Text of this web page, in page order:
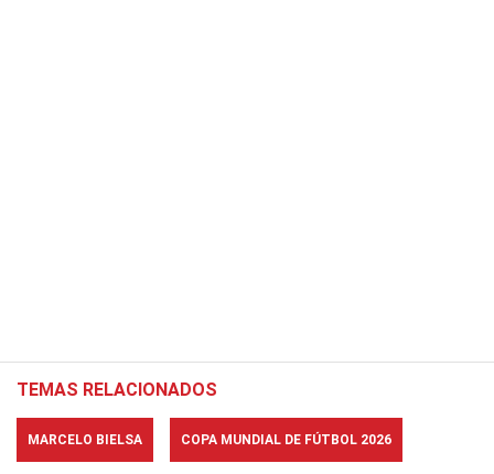
TEMAS RELACIONADOS
MARCELO BIELSA COPA MUNDIAL DE FÚTBOL 2026